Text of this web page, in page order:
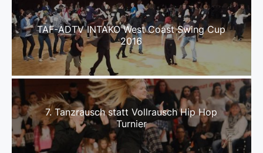
TAF-ADTV INTAKO West Coast Swing Cup
2016
7. Tanzrausch statt Vollrausch Hip Hop
Turnier